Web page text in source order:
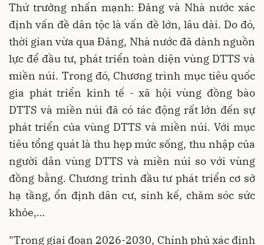
Thứ trưởng nhấn mạnh: Đảng và Nhà nước xác
định vấn đề dân tộc là vấn đề lớn, lâu dài. Do đó,
thời gian vừa qua Đảng, Nhà nước đã dành nguồn
lực để đầu tư, phát triển toàn diện vùng DTTS và
miền núi. Trong đó, Chương trình mục tiêu quốc
gia phát triển kinh tế - xã hội vùng đồng bào
DTTS và miền núi đã có tác động rất lớn đến sự
phát triển của vùng DTTS và miền núi. Với mục
tiêu tổng quát là thu hẹp mức sống, thu nhập của
người dân vùng DTTS và miền núi so với vùng
đồng bằng. Chương trình đầu tư phát triển cơ sở
hạ tầng, ổn định dân cư, sinh kế, chăm sóc sức
khỏe,…
"Trong giai đoạn 2026-2030, Chính phủ xác định